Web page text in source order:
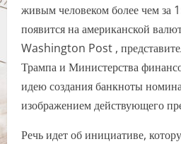
живым человеком более чем за
появится на американской
Washington Post ,
Трампа и Министерства
идею создания банкноты
изображением действующего
Речь идет об инициативе,